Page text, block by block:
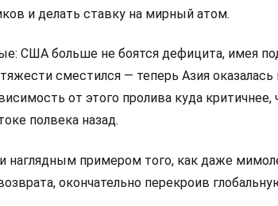
и делать ставку на мирный атом.
США больше не боятся дефицита, имея
сместился — теперь Азия оказалась
от этого пролива куда критичнее,
полвека назад.
наглядным примером того, как даже
окончательно перекроив